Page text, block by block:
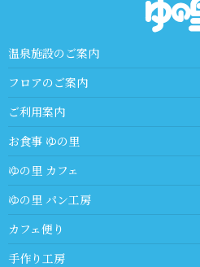
温泉施設のご案内
フロアのご案内
ご利用案内
お食事 ゆの里
ゆの里 カフェ
ゆの里 パン工房
カフェ便り
手作り工房